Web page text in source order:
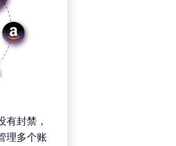
有封禁，
理多个账